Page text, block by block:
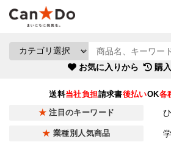
お気に入りから 購
送料当社負担請求書後払いOK各
注目のキーワード
業種別人気商品